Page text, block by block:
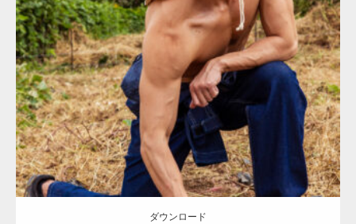
Update:2023.02.11
Category:芋掘りのマッチョ オレンジの人 AKIHITO(細マッチョ) 肩
唐津 (佐賀)
ダウンロード
ダウンロード